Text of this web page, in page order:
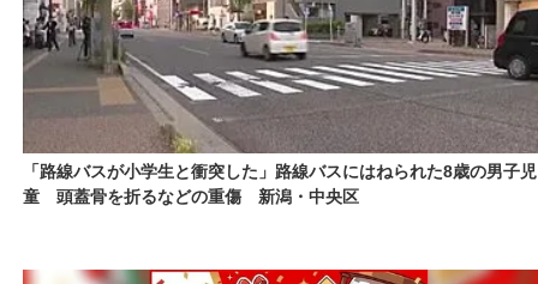
「路線バスが小学生と衝突した」路線バスにはねられた8歳の男子児
童 頭蓋骨を折るなどの重傷 新潟・中央区